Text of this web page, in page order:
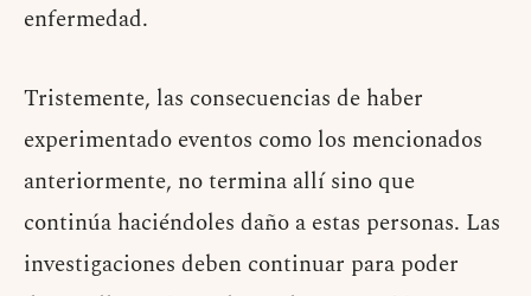
enfermedad.
Tristemente, las consecuencias de haber
experimentado eventos como los mencionados
anteriormente, no termina allí sino que
continúa haciéndoles daño a estas personas. Las
investigaciones deben continuar para poder